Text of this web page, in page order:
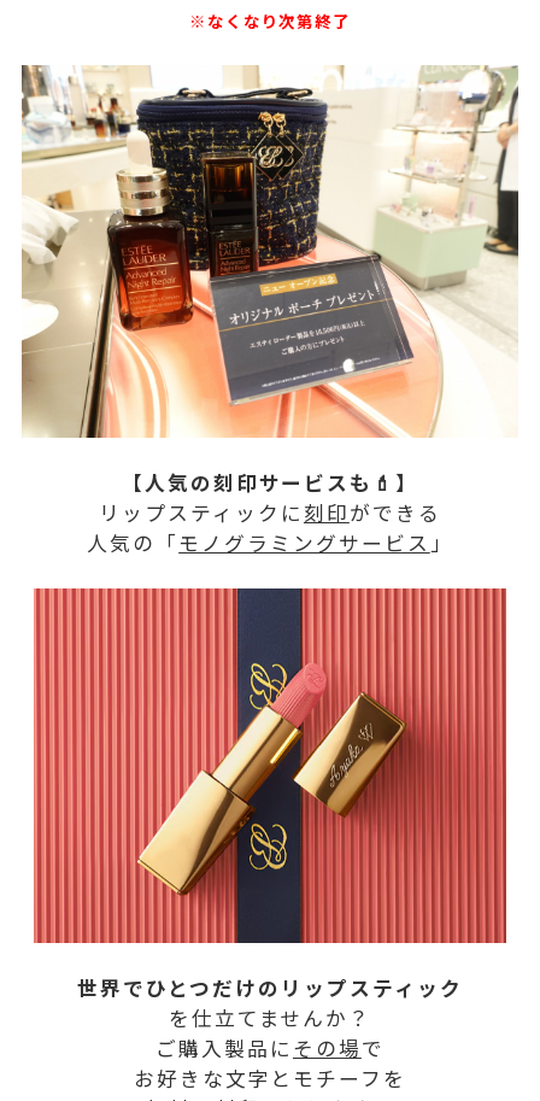
※なくなり次第終了
【人気の刻印サービスも💄】
リップスティックに 刻印ができる
人気の「 モノグラミングサービス 」
世界でひとつだけのリップスティック
を仕立てませんか？
ご購入製品に その場で
お好きな文字とモチーフを